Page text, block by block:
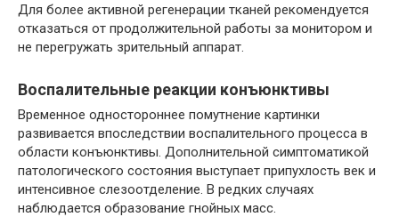
Для более активной регенерации тканей рекомендуется
отказаться от продолжительной работы за монитором и
не перегружать зрительный аппарат.
Воспалительные реакции конъюнктивы
Временное одностороннее помутнение картинки
развивается впоследствии воспалительного процесса в
области конъюнктивы. Дополнительной симптоматикой
патологического состояния выступает припухлость век и
интенсивное слезоотделение. В редких случаях
наблюдается образование гнойных масс.